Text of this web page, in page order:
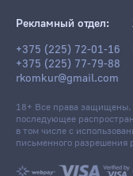
Рекламный отдел:
+375 (225) 72-01-16
+375 (225) 77-79-88
rkomkur@gmail.com
18+ Все права защищены.
последующее
в том числе с
письменного разрешения